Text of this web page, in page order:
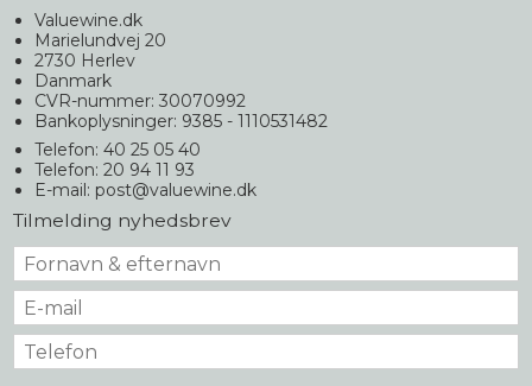
Valuewine.dk
Marielundvej 20
2730 Herlev
Danmark
CVR-nummer: 30070992
Bankoplysninger: 9385 - 1110531482
Telefon: 40 25 05 40
Telefon: 20 94 11 93
E-mail: post@valuewine.dk
Tilmelding nyhedsbrev